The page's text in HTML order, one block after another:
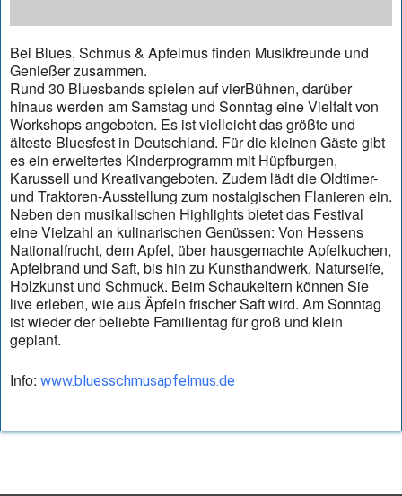
Bei Blues, Schmus & Apfelmus finden Musikfreunde und
Genießer zusammen.
Rund 30 Bluesbands spielen auf vierBühnen, darüber
hinaus werden am Samstag und Sonntag eine Vielfalt von
Workshops angeboten. Es ist vielleicht das größte und
älteste Bluesfest in Deutschland. Für die kleinen Gäste gibt
es ein erweitertes Kinderprogramm mit Hüpfburgen,
Karussell und Kreativangeboten. Zudem lädt die Oldtimer-
und Traktoren-Ausstellung zum nostalgischen Flanieren ein.
Neben den musikalischen Highlights bietet das Festival
eine Vielzahl an kulinarischen Genüssen: Von Hessens
Nationalfrucht, dem Apfel, über hausgemachte Apfelkuchen,
Apfelbrand und Saft, bis hin zu Kunsthandwerk, Naturseife,
Holzkunst und Schmuck. Beim Schaukeltern können Sie
live erleben, wie aus Äpfeln frischer Saft wird. Am Sonntag
ist wieder der beliebte Familientag für groß und klein
geplant.
Info: www.bluesschmusapfelmus.de